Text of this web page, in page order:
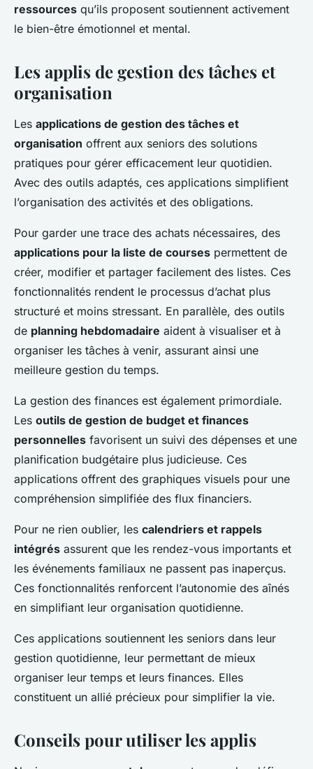
ressources qu’ils proposent soutiennent activement
le bien-être émotionnel et mental.
Les applis de gestion des tâches et
organisation
Les applications de gestion des tâches et
organisation offrent aux seniors des solutions
pratiques pour gérer efficacement leur quotidien.
Avec des outils adaptés, ces applications simplifient
l’organisation des activités et des obligations.
Pour garder une trace des achats nécessaires, des
applications pour la liste de courses permettent de
créer, modifier et partager facilement des listes. Ces
fonctionnalités rendent le processus d’achat plus
structuré et moins stressant. En parallèle, des outils
de planning hebdomadaire aident à visualiser et à
organiser les tâches à venir, assurant ainsi une
meilleure gestion du temps.
La gestion des finances est également primordiale.
Les outils de gestion de budget et finances
personnelles favorisent un suivi des dépenses et une
planification budgétaire plus judicieuse. Ces
applications offrent des graphiques visuels pour une
compréhension simplifiée des flux financiers.
Pour ne rien oublier, les calendriers et rappels
intégrés assurent que les rendez-vous importants et
les événements familiaux ne passent pas inaperçus.
Ces fonctionnalités renforcent l’autonomie des aînés
en simplifiant leur organisation quotidienne.
Ces applications soutiennent les seniors dans leur
gestion quotidienne, leur permettant de mieux
organiser leur temps et leurs finances. Elles
constituent un allié précieux pour simplifier la vie.
Conseils pour utiliser les applis